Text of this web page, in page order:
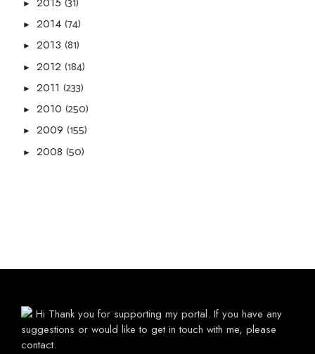
►
► 2014 (74)
► 2013 (81)
► 2012 (184)
► 2011 (233)
► 2010 (250)
► 2009 (155)
► 2008 (50)
Hi Thank you for supporting my portal. If you have any
suggestions or would like to get in touch with me, please
contact.